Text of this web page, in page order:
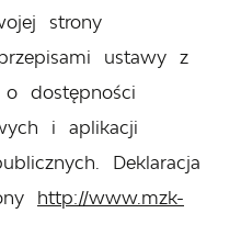
strony
ustawy z
dostępności
i aplikacji
Deklaracja
http://www.mzk-